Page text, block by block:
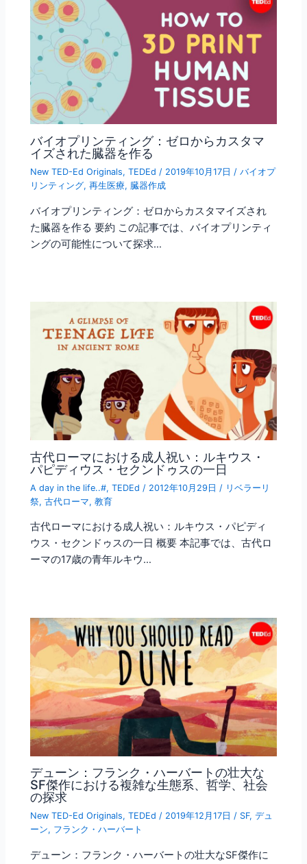
バイオプリンティング：ゼロからカスタマ
イズされた臓器を作る
New TED-Ed Originals,TEDEd / 2019年10月17日/バイオプ
リンティング,再生医療, 臓器作成
バイオプリンティング：ゼロからカスタマイズされ
た臓器を作る 要約 この記事では、バイオプリンティ
ングの可能性について探求…
古代ローマにおける成人祝い：ルキウス・
パピディウス・セクンドゥスの一日
A day in the life..#,TEDEd / 2012年10月29日 / リベラーリ
祭,古代ローマ,教育
古代ローマにおける成人祝い：ルキウス・パピディ
ウス・セクンドゥスの一日 概要 本記事では、古代ロ
ーマの17歳の青年ルキウ…
デューン：フランク・ハーバートの壮大な
SF傑作における複雑な生態系、哲学、社会
の探求
New TED-Ed Originals,TEDEd / 2019年12月17日/ SF,デュ
ーン, フランク・ハーバート
デューン：フランク・ハーバートの壮大なSF傑作に